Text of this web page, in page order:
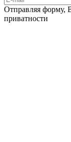
Отправляя форму,
приватности